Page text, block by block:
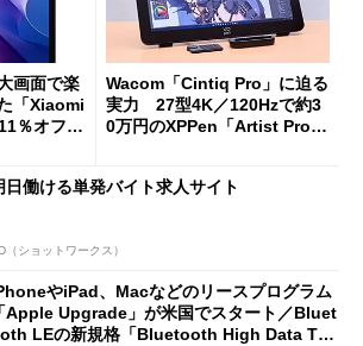
画面で楽
「Xiaomi
％オフの
Wacom「Cintiq Pro」に迫る
実力 27型4K／120Hzで約3
0万円のXPPen「Artist Pro 2
日働ける単発バイト求人サイト
（ショットワークス）
やiPad、Macなどのリースプログラム
「Apple Upgrade」が米国でスタート／Bluet
LEの新規格「Bluetooth High Data Thr